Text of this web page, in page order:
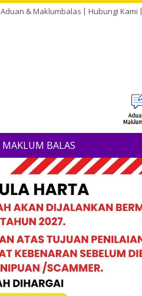
Aduan & Maklumbalas Hubungi Kami
MAKLUM BALAS